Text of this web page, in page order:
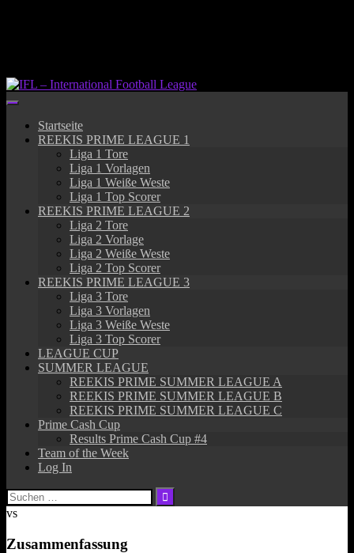
Startseite
REEKIS PRIME LEAGUE 1
Liga 1 Tore
Liga 1 Vorlagen
Liga 1 Weiße Weste
Liga 1 Top Scorer
REEKIS PRIME LEAGUE 2
Liga 2 Tore
Liga 2 Vorlage
Liga 2 Weiße Weste
Liga 2 Top Scorer
REEKIS PRIME LEAGUE 3
Liga 3 Tore
Liga 3 Vorlagen
Liga 3 Weiße Weste
Liga 3 Top Scorer
LEAGUE CUP
SUMMER LEAGUE
REEKIS PRIME SUMMER LEAGUE A
REEKIS PRIME SUMMER LEAGUE B
REEKIS PRIME SUMMER LEAGUE C
Prime Cash Cup
Results Prime Cash Cup #4
Team of the Week
Log In
Suchen
nach:
vs
Zusammenfassung